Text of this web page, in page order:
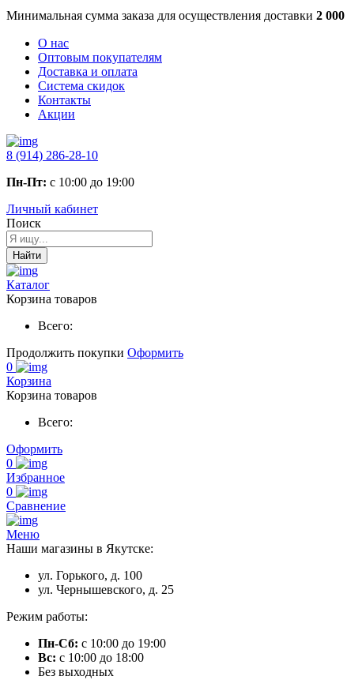
Минимальная сумма заказа для осуществления доставки 2 000
О нас
Оптовым покупателям
Доставка и оплата
Система скидок
Контакты
Акции
8 (914) 286-28-10
Пн-Пт: с 10:00 до 19:00
Личный кабинет
Поиск
Найти
Каталог
Корзина товаров
Всего:
Продолжить покупки Оформить
0
Корзина
Корзина товаров
Всего:
Оформить
0
Избранное
0
Сравнение
Меню
Наши магазины в Якутске:
ул. Горького, д. 100
ул. Чернышевского, д. 25
Режим работы:
Пн-Сб: с 10:00 до 19:00
Вс: с 10:00 до 18:00
Без выходных